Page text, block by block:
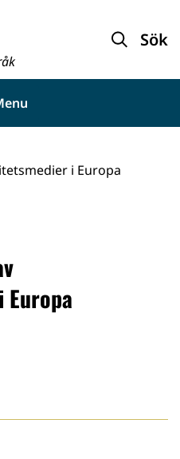
Sök
i Europa